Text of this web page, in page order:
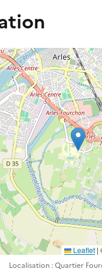
Leaflet|
Localisation : Quartier